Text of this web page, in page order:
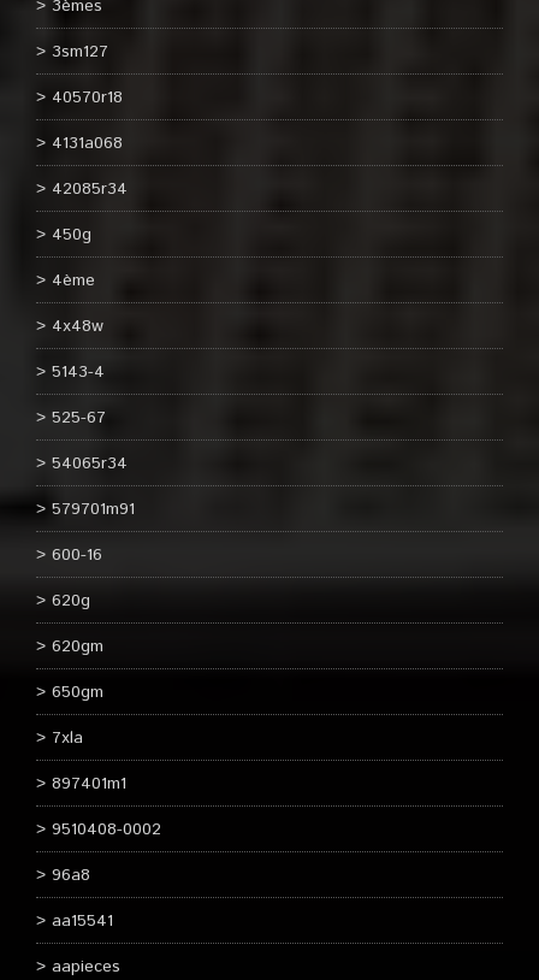
3èmes
3sm127
40570r18
4131a068
42085r34
450g
4ème
4x48w
5143-4
525-67
54065r34
579701m91
600-16
620g
620gm
650gm
7xla
897401m1
9510408-0002
96a8
aa15541
aapieces